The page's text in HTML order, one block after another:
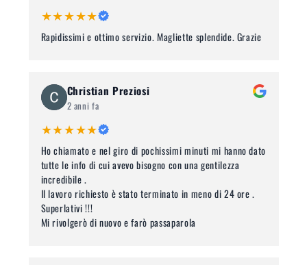
★★★★★
Rapidissimi e ottimo servizio. Magliette splendide. Grazie
Christian Preziosi
2 anni fa
★★★★★
Ho chiamato e nel giro di pochissimi minuti mi hanno dato
tutte le info di cui avevo bisogno con una gentilezza
incredibile .
Il lavoro richiesto è stato terminato in meno di 24 ore .
Superlativi !!!
Mi rivolgerò di nuovo e farò passaparola